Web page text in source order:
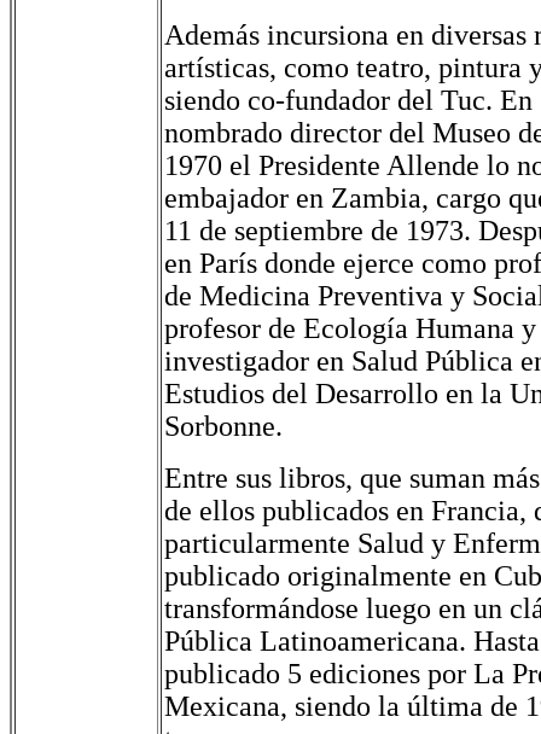
Además incursiona en diversas
artísticas, como teatro, pintura
siendo co-fundador del Tuc. En
nombrado director del Museo
1970 el Presidente Allende lo
embajador en Zambia, cargo
11 de septiembre de 1973.
en París donde ejerce como
de Medicina Preventiva y
profesor de Ecología Humana
investigador en Salud Pública
Estudios del Desarrollo en la
Sorbonne.
Entre sus libros, que suman
de ellos publicados en Francia,
particularmente Salud y
publicado originalmente en
transformándose luego en un
Pública Latinoamericana.
publicado 5 ediciones por La
Mexicana, siendo la última de